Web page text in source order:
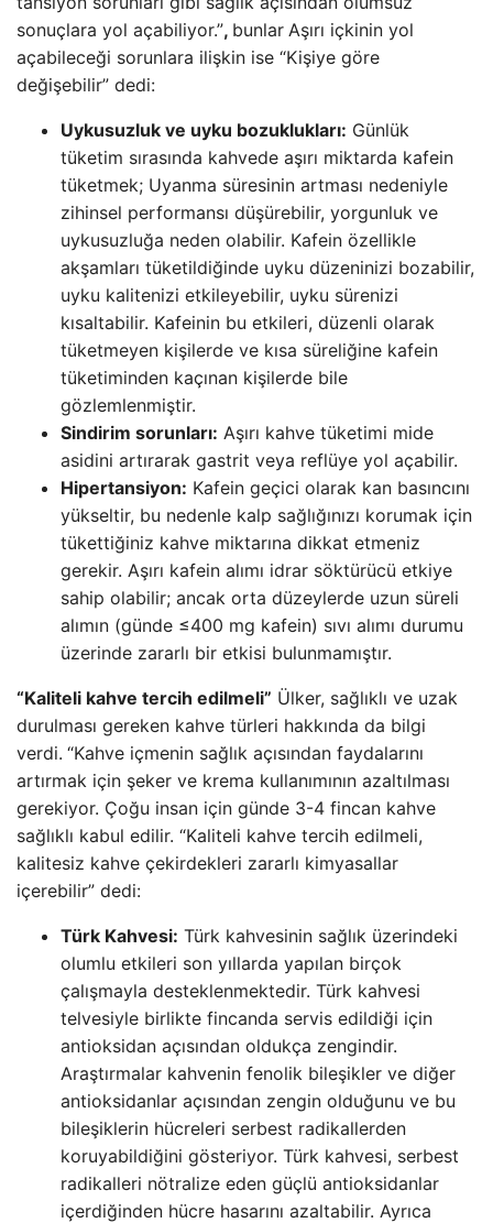
sonuçlara yol açabiliyor.”, bunlar Aşırı içkinin yol
açabileceği sorunlara ilişkin ise “Kişiye göre
değişebilir” dedi:
Uykusuzluk ve uyku bozuklukları: Günlük
tüketim sırasında kahvede aşırı miktarda kafein
tüketmek; Uyanma süresinin artması nedeniyle
zihinsel performansı düşürebilir, yorgunluk ve
uykusuzluğa neden olabilir. Kafein özellikle
akşamları tüketildiğinde uyku düzeninizi bozabilir,
uyku kalitenizi etkileyebilir, uyku sürenizi
kısaltabilir. Kafeinin bu etkileri, düzenli olarak
tüketmeyen kişilerde ve kısa süreliğine kafein
tüketiminden kaçınan kişilerde bile
gözlemlenmiştir.
Sindirim sorunları: Aşırı kahve tüketimi mide
asidini artırarak gastrit veya reflüye yol açabilir.
Hipertansiyon: Kafein geçici olarak kan basıncını
yükseltir, bu nedenle kalp sağlığınızı korumak için
tükettiğiniz kahve miktarına dikkat etmeniz
gerekir. Aşırı kafein alımı idrar söktürücü etkiye
sahip olabilir; ancak orta düzeylerde uzun süreli
alımın (günde ≤400 mg kafein) sıvı alımı durumu
üzerinde zararlı bir etkisi bulunmamıştır.
“Kaliteli kahve tercih edilmeli” Ülker, sağlıklı ve uzak
durulması gereken kahve türleri hakkında da bilgi
verdi. “Kahve içmenin sağlık açısından faydalarını
artırmak için şeker ve krema kullanımının azaltılması
gerekiyor. Çoğu insan için günde 3-4 fincan kahve
sağlıklı kabul edilir. “Kaliteli kahve tercih edilmeli,
kalitesiz kahve çekirdekleri zararlı kimyasallar
içerebilir” dedi:
Türk Kahvesi: Türk kahvesinin sağlık üzerindeki
olumlu etkileri son yıllarda yapılan birçok
çalışmayla desteklenmektedir. Türk kahvesi
telvesiyle birlikte fincanda servis edildiği için
antioksidan açısından oldukça zengindir.
Araştırmalar kahvenin fenolik bileşikler ve diğer
antioksidanlar açısından zengin olduğunu ve bu
bileşiklerin hücreleri serbest radikallerden
koruyabildiğini gösteriyor. Türk kahvesi, serbest
radikalleri nötralize eden güçlü antioksidanlar
içerdiğinden hücre hasarını azaltabilir. Ayrıca